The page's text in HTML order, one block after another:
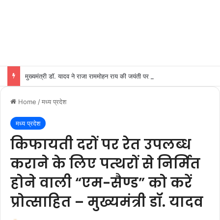
मुख्यमंत्री डॉ. यादव ने राजा राममोहन राय की जयंती पर किया नमन
Home /मध्य प्रदेश
मध्य प्रदेश
किफायती दरों पर रेत उपलब्ध
कराने के लिए पत्थरों से निर्मित
होने वाली “एम-सैण्ड” को करें
प्रोत्साहित – मुख्यमंत्री डॉ. यादव